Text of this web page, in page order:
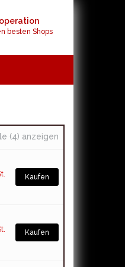
besten Shops
(4) anzeigen
Kaufen
Kaufen